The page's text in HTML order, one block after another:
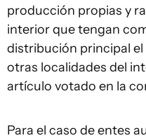
producción propias y
interior que tengan
distribución principal
otras localidades del
artículo votado en la
Para el caso de entes